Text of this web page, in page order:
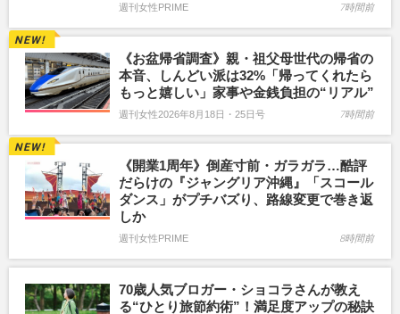
週刊女性PRIME 7時間前
《お盆帰省調査》親・祖父母世代の帰省の
本音、しんどい派は32%「帰ってくれたら
もっと嬉しい」家事や金銭負担の“リアル”
週刊女性2026年8月18日・25日号 7時間前
《開業1周年》倒産寸前・ガラガラ…酷評
だらけの『ジャングリア沖縄』「スコール
ダンス」がプチバズり、路線変更で巻き返
しか
週刊女性PRIME 8時間前
70歳人気ブロガー・ショコラさんが教え
る“ひとり旅節約術”！満足度アップの秘訣